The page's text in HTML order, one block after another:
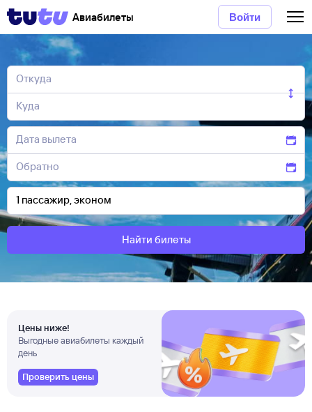
Авиабилеты Войти
Найти билеты
Цены ниже!
Выгодные авиабилеты каждый
день
Проверить цены